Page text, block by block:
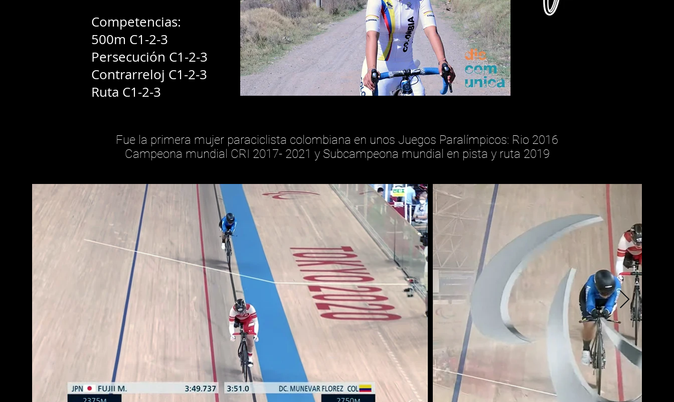
Competencias:
500m C1-2-3
Persecución C1-2-3
Contrarreloj C1-2-3
Ruta C1-2-3
Fue la primera mujer paraciclista colombiana en unos Juegos Paralímpicos: Rio 2016
Campeona mundial CRI 2017- 2021 y Subcampeona mundial en pista y ruta 2019